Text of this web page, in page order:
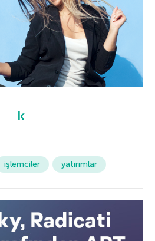
işlemciler yatırımlar